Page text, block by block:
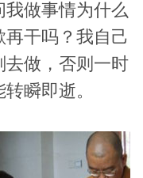
我做事情为什么
干吗？我自己
去做，否则一时
瞬即逝。